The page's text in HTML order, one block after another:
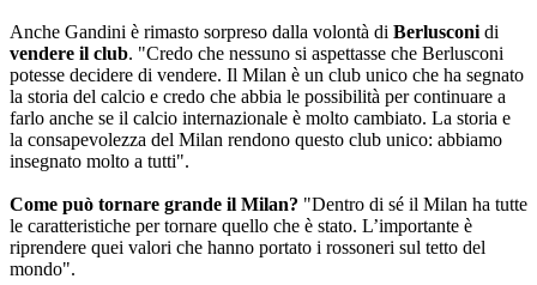
Anche Gandini è rimasto sorpreso dalla volontà di Berlusconi di
vendere il club. "Credo che nessuno si aspettasse che Berlusconi
potesse decidere di vendere. Il Milan è un club unico che ha segnato
la storia del calcio e credo che abbia le possibilità per continuare a
farlo anche se il calcio internazionale è molto cambiato. La storia e
la consapevolezza del Milan rendono questo club unico: abbiamo
insegnato molto a tutti".
Come può tornare grande il Milan? "Dentro di sé il Milan ha tutte
le caratteristiche per tornare quello che è stato. L’importante è
riprendere quei valori che hanno portato i rossoneri sul tetto del
mondo".